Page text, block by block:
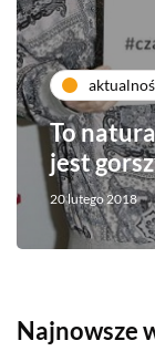
To
jest
20 lutego 2018
Najnowsze